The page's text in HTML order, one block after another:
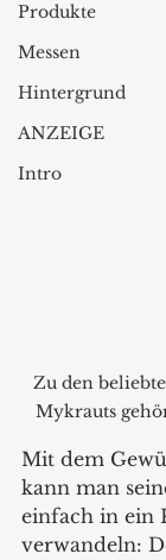
Produkte
Messen
Hintergrund
ANZEIGE
Intro
Zu den
Mykrauts
Mit dem
kann man
einfach in ein
verwandeln: